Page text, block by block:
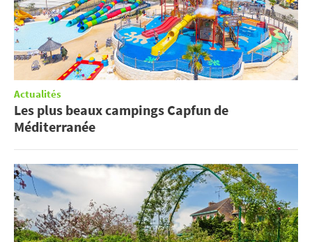
Actualités
Les plus beaux campings Capfun de
Méditerranée